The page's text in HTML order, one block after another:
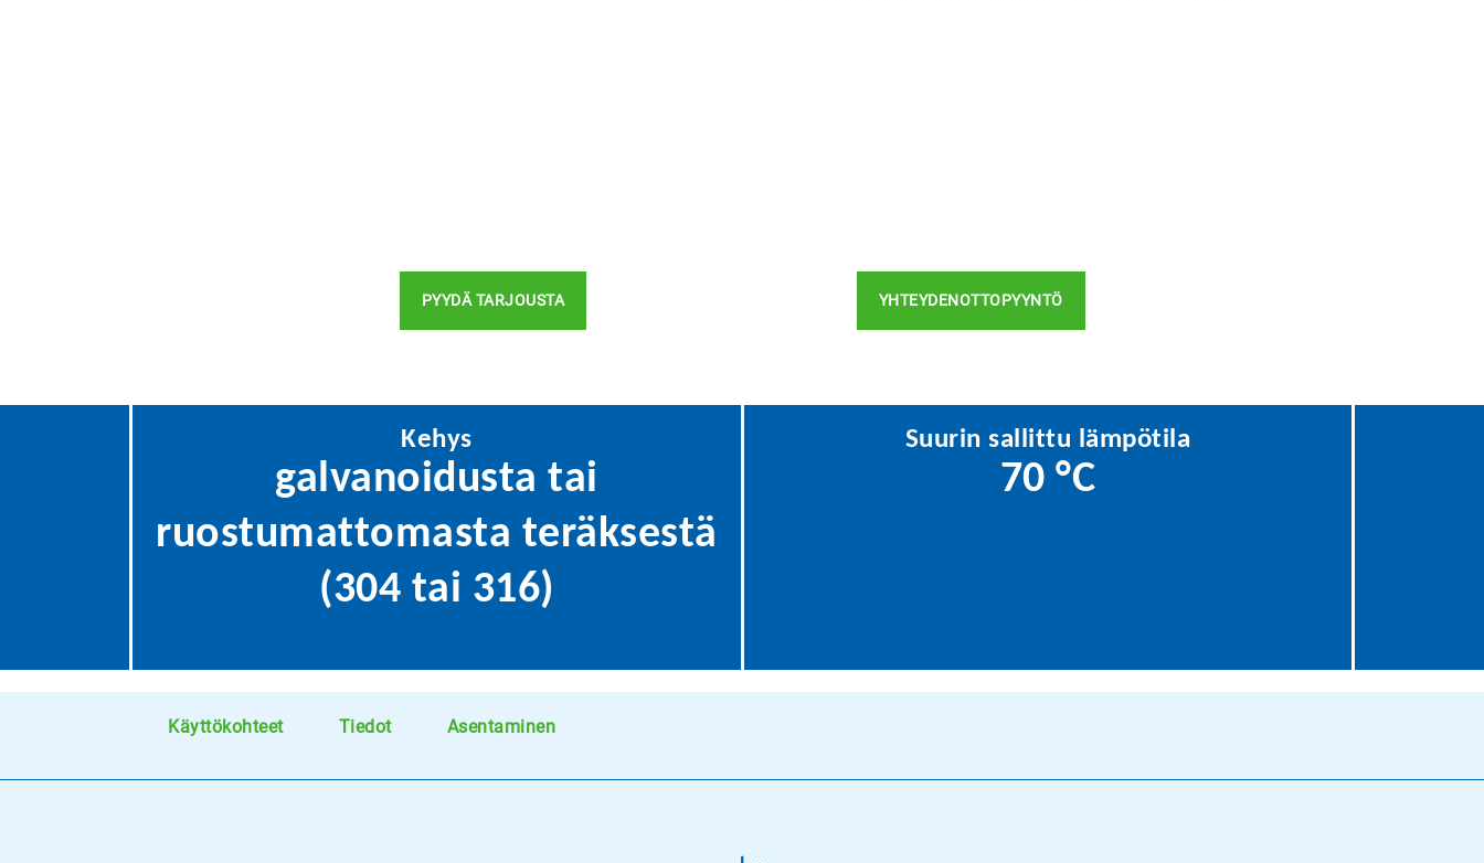
PYYDÄ TARJOUSTA YHTEYDENOTTOPYYNTÖ
Kehys
galvanoidusta tai
ruostumattomasta teräksestä
(304 tai 316)
Suurin sallittu lämpötila
70 °C
Käyttökohteet Tiedot Asentaminen